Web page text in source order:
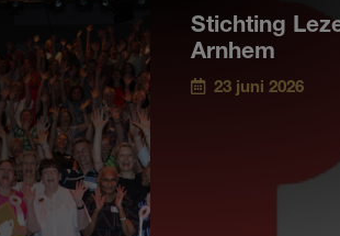
Stichting
Arnhem
23 juni 2026